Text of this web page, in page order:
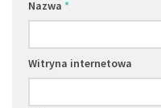
Nazwa *
Witryna internetowa